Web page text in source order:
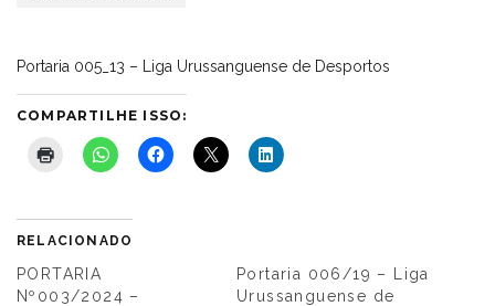
Portaria 005_13 – Liga Urussanguense de Desportos
COMPARTILHE ISSO:
RELACIONADO
PORTARIA
Nº003/2024 –
Portaria 006/19 – Liga
Urussanguense de